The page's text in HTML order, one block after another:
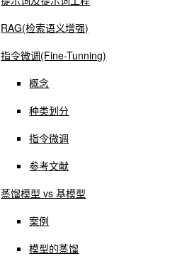
RAG(检索语义增强)
指令微调(Fine-Tunning)
概念
种类划分
指令微调
参考文献
蒸馏模型 vs 基模型
案例
模型的蒸馏